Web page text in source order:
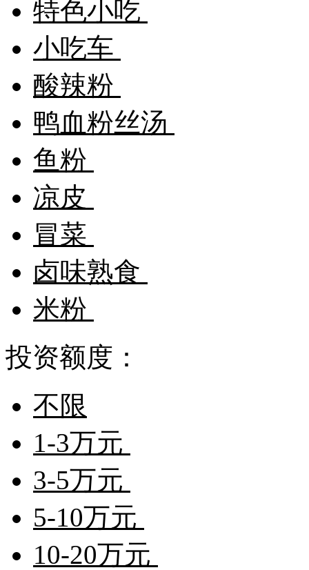
特色小吃
小吃车
酸辣粉
鸭血粉丝汤
鱼粉
凉皮
冒菜
卤味熟食
米粉
投资额度：
不限
1-3万元
3-5万元
5-10万元
10-20万元